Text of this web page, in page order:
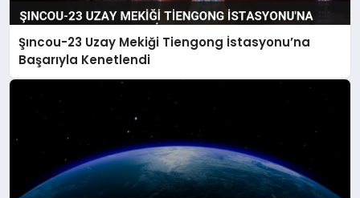
Şıncou-23 Uzay Mekiği Tiengong İstasyonu’na
Başarıyla Kenetlendi